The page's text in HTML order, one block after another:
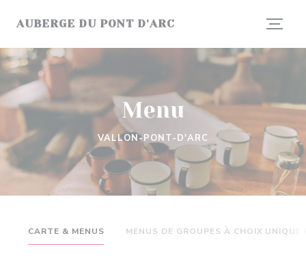
AUBERGE DU PONT D'ARC
Menu
CARTE & MENUS MENUS DE GROUPES À CHOIX